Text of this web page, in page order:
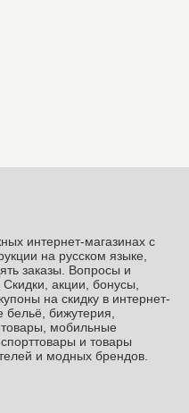
интернет-магазинах c
на русском языке,
заказы. Вопросы и
акции, бонусы,
на скидку в интернет-
бижутерия,
мобильные
и товары
и модных брендов.